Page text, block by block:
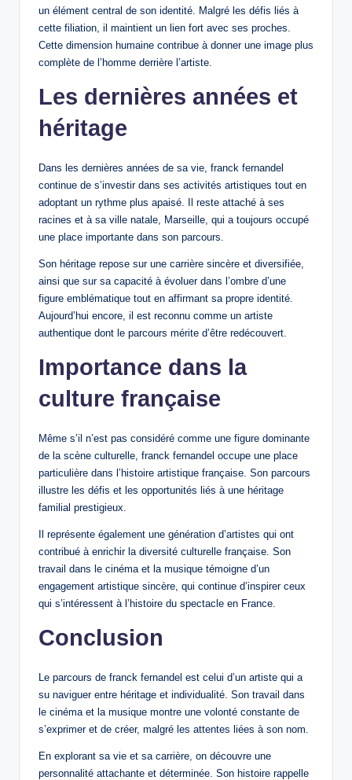
un élément central de son identité. Malgré les défis liés à
cette filiation, il maintient un lien fort avec ses proches.
Cette dimension humaine contribue à donner une image plus
complète de l’homme derrière l’artiste.
Les dernières années et
héritage
Dans les dernières années de sa vie, franck fernandel
continue de s’investir dans ses activités artistiques tout en
adoptant un rythme plus apaisé. Il reste attaché à ses
racines et à sa ville natale, Marseille, qui a toujours occupé
une place importante dans son parcours.
Son héritage repose sur une carrière sincère et diversifiée,
ainsi que sur sa capacité à évoluer dans l’ombre d’une
figure emblématique tout en affirmant sa propre identité.
Aujourd’hui encore, il est reconnu comme un artiste
authentique dont le parcours mérite d’être redécouvert.
Importance dans la
culture française
Même s’il n’est pas considéré comme une figure dominante
de la scène culturelle, franck fernandel occupe une place
particulière dans l’histoire artistique française. Son parcours
illustre les défis et les opportunités liés à une héritage
familial prestigieux.
Il représente également une génération d’artistes qui ont
contribué à enrichir la diversité culturelle française. Son
travail dans le cinéma et la musique témoigne d’un
engagement artistique sincère, qui continue d’inspirer ceux
qui s’intéressent à l’histoire du spectacle en France.
Conclusion
Le parcours de franck fernandel est celui d’un artiste qui a
su naviguer entre héritage et individualité. Son travail dans
le cinéma et la musique montre une volonté constante de
s’exprimer et de créer, malgré les attentes liées à son nom.
En explorant sa vie et sa carrière, on découvre une
personnalité attachante et déterminée. Son histoire rappelle